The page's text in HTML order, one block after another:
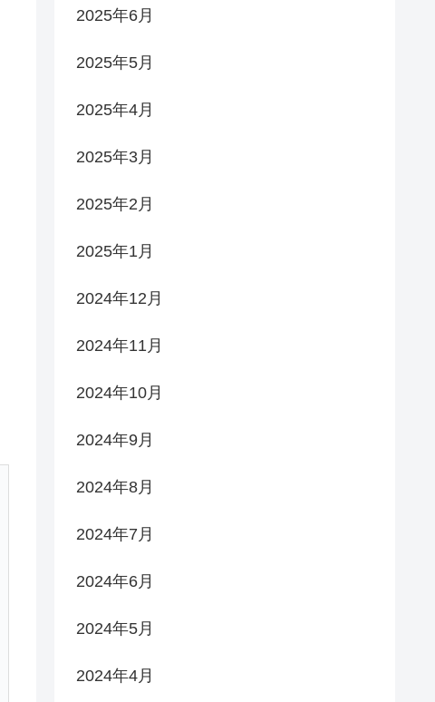
2025年6月
2025年5月
2025年4月
2025年3月
2025年2月
2025年1月
2024年12月
2024年11月
2024年10月
2024年9月
2024年8月
2024年7月
2024年6月
2024年5月
2024年4月